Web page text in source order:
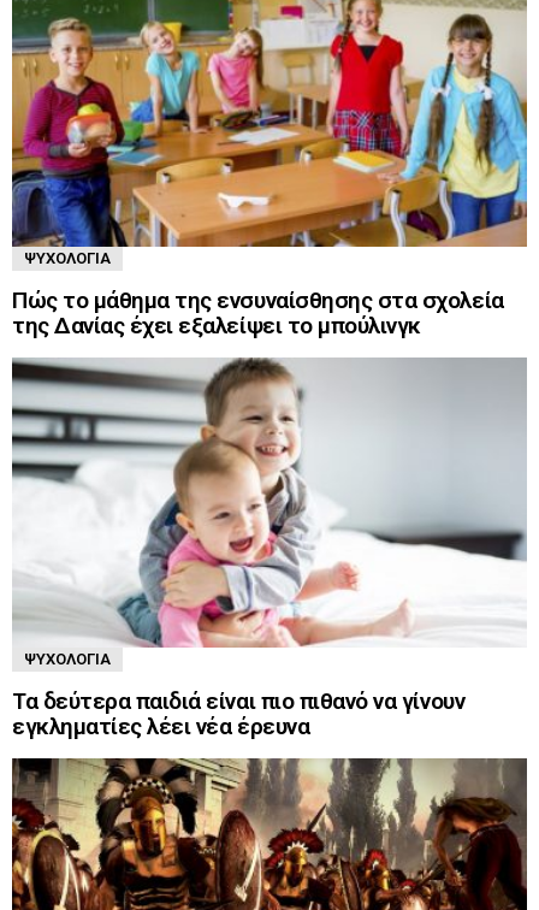
ΨΥΧΟΛΟΓΊΑ
Πώς το μάθημα της ενσυναίσθησης στα σχολεία
της Δανίας έχει εξαλείψει το μπούλινγκ
ΨΥΧΟΛΟΓΊΑ
Τα δεύτερα παιδιά είναι πιο πιθανό να γίνουν
εγκληματίες λέει νέα έρευνα